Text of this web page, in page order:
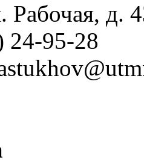
Рабочая, д.
24-95-28